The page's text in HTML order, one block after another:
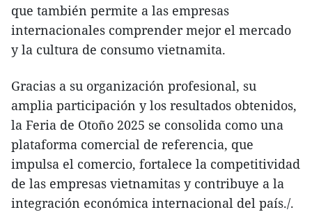
que también permite a las empresas
internacionales comprender mejor el mercado
y la cultura de consumo vietnamita.
Gracias a su organización profesional, su
amplia participación y los resultados obtenidos,
la Feria de Otoño 2025 se consolida como una
plataforma comercial de referencia, que
impulsa el comercio, fortalece la competitividad
de las empresas vietnamitas y contribuye a la
integración económica internacional del país./.